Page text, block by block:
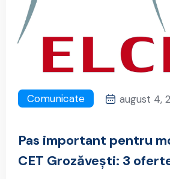
Comunicate august 4,
Pas important pentru
CET Grozăvești: 3